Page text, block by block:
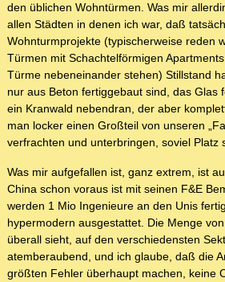
den üblichen Wohntürmen. Was mir
allen Städten in denen ich war, daß
Wohnturmprojekte (typischerweise reden
Türmen mit Schachtelförmigen
Türme nebeneinander stehen) Stillstand
nur aus Beton fertiggebaut sind, das Glas
ein Kranwald nebendran, der aber
man locker einen Großteil von unseren
verfrachten und unterbringen, soviel Platz
Was mir aufgefallen ist, ganz extrem, ist
China schon voraus ist mit seinen F&E
werden 1 Mio Ingenieure an den Unis
hypermodern ausgestattet. Die Menge
überall sieht, auf den verschiedensten
atemberaubend, und ich glaube, daß die
größten Fehler überhaupt machen, keine